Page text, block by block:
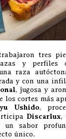
tres
y perfiles
raza
y con una
, jugosa y
los cortes más
Ushido,
Discarlux,
un sabor
único.